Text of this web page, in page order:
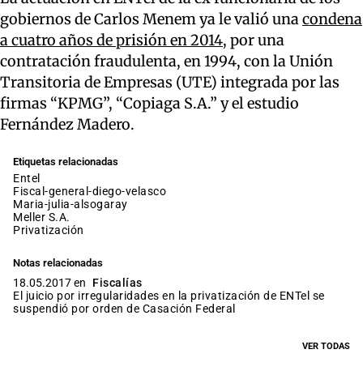
gobiernos de Carlos Menem ya le valió unacondena
a cuatro años de prisión en 2014, por una
contratación fraudulenta, en 1994, con la Unión
Transitoria de Empresas (UTE) integrada por las
firmas “KPMG”, “Copiaga S.A.” y el estudio
Fernández Madero.
Etiquetas relacionadas
entel
fiscal-general-diego-velasco
maria-julia-alsogaray
Meller S.A.
privatización
Notas relacionadas
18.05.2017 en
Fiscalías
El juicio por irregularidades en la privatización de ENTel se
suspendió por orden de Casación Federal
VER TODAS